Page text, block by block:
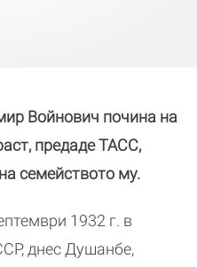
Войнович почина на
предаде ТАСС,
семейството му.
1932 г. в
днес Душанбе,